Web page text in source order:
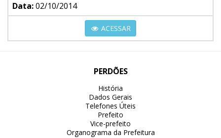
Data:02/10/2014
ACESSAR
PERDÕES
História
Dados Gerais
Telefones Úteis
Prefeito
Vice-prefeito
Organograma da Prefeitura